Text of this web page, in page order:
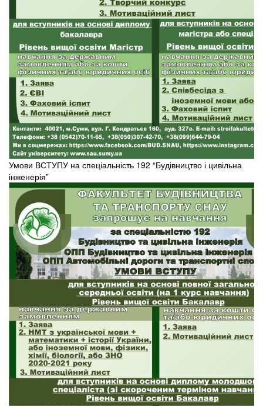
Умови ВСТУПУ на спеціальність 192 “Будівництво і цивільна
інженерія”